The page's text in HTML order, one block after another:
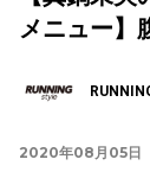
メニュー】
2020年08月05日